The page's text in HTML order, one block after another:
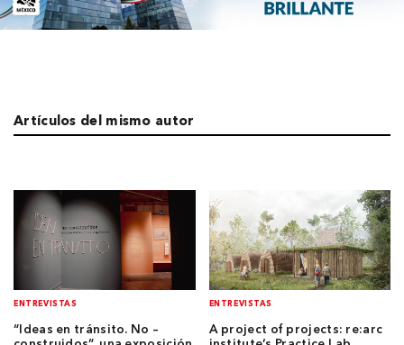
Artículos del mismo autor
ENTREVISTAS
“Ideas en tránsito. No –
ENTREVISTAS
A project of projects: re:arc